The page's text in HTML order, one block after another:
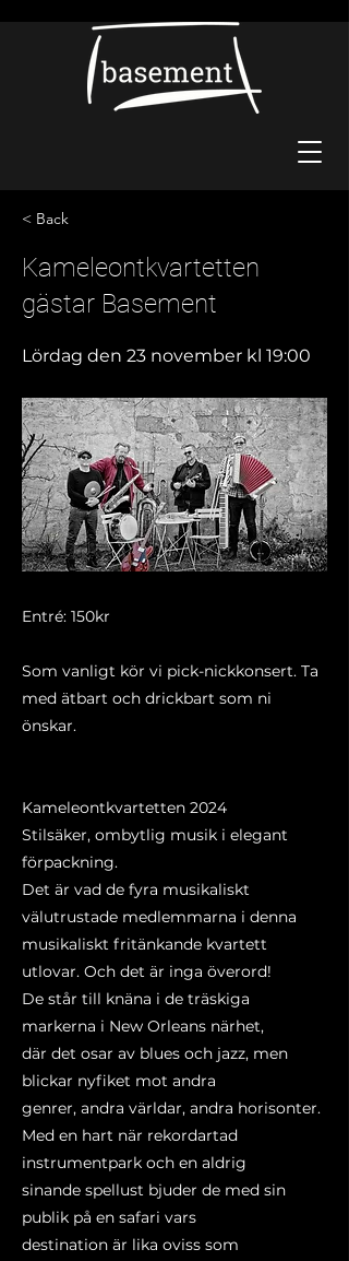
< Back
Kameleontkvartetten
gästar Basement
Lördag den 23 november kl 19:00
Entré: 150kr
Som vanligt kör vi pick-nickkonsert. Ta
med ätbart och drickbart som ni
önskar.
Kameleontkvartetten 2024
Stilsäker, ombytlig musik i elegant
förpackning.
Det är vad de fyra musikaliskt
välutrustade medlemmarna i denna
musikaliskt fritänkande kvartett
utlovar. Och det är inga överord!
De står till knäna i de träskiga
markerna i New Orleans närhet,
där det osar av blues och jazz, men
blickar nyfiket mot andra
genrer, andra världar, andra horisonter.
Med en hart när rekordartad
instrumentpark och en aldrig
sinande spellust bjuder de med sin
publik på en safari vars
destination är lika oviss som